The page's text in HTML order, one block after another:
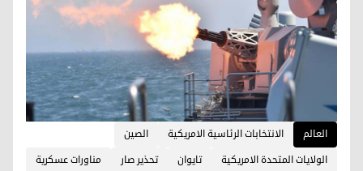
العالم الانتخابات الرئاسية الامريكية
الصين
الولايات المتحدة الامريكية
تايوان تحذير صار مناورات عسكرية